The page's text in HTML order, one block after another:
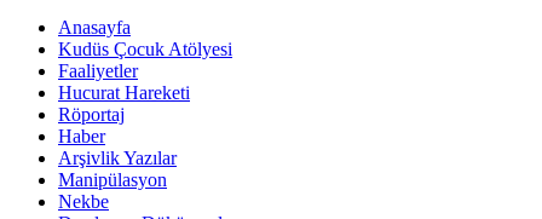
Anasayfa
Kudüs Çocuk Atölyesi
Faaliyetler
Hucurat Hareketi
Röportaj
Haber
Arşivlik Yazılar
Manipülasyon
Nekbe